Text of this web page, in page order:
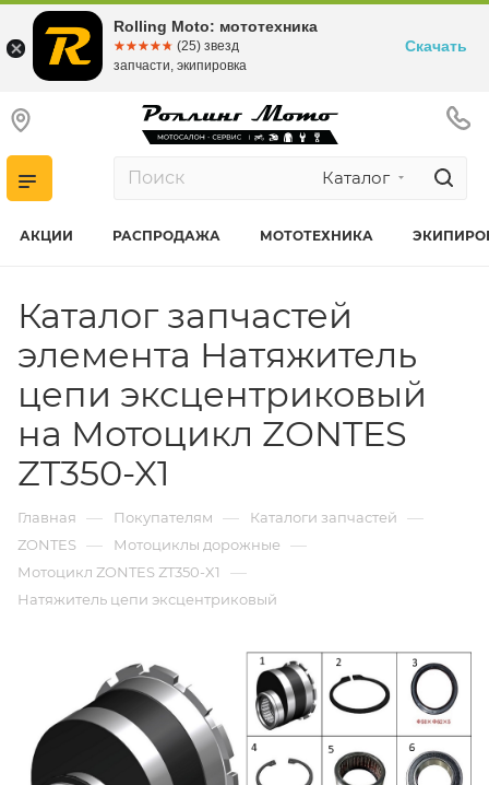
Каталог
АКЦИИ РАСПРОДАЖА МОТОТЕХНИКА
Каталог запчастей
элемента Натяжитель
цепи эксцентриковый
на Мотоцикл ZONTES
ZT350-X1
Главная — Покупателям — Каталоги запчастей —
ZONTES — Мотоциклы дорожные —
Мотоцикл ZONTES ZT350-X1 —
Натяжитель цепи эксцентриковый
Rolling Moto: мототехника
☆☆☆☆☆
★★★★★ (25) звезд
запчасти, экипировка
Скачать